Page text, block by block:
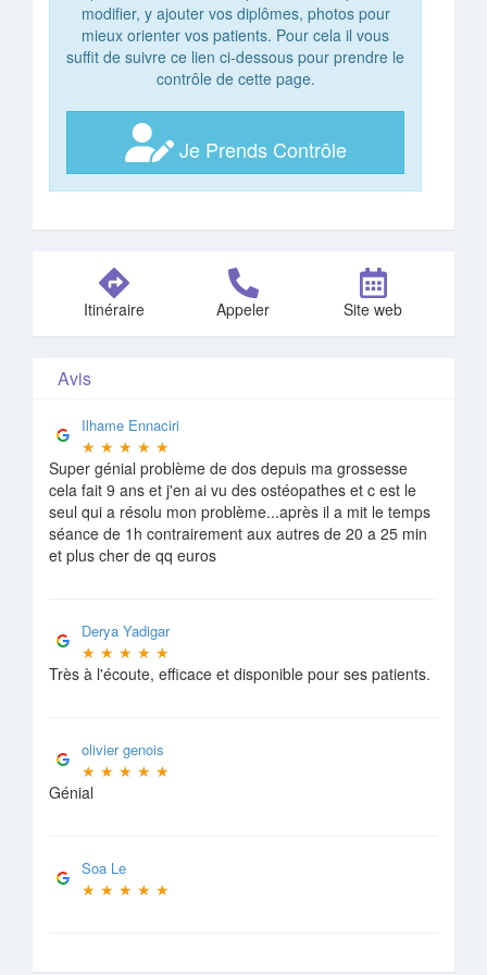
modifier, y ajouter vos diplômes, photos pour
mieux orienter vos patients. Pour cela il vous
suffit de suivre ce lien ci-dessous pour prendre le
contrôle de cette page.
Je Prends Contrôle
Itinéraire Appeler Site web
Avis
Ilhame Ennaciri
★ ★ ★ ★ ★
Super génial problème de dos depuis ma grossesse
cela fait 9 ans et j'en ai vu des ostéopathes et c est le
seul qui a résolu mon problème...après il a mit le temps
séance de 1h contrairement aux autres de 20 a 25 min
et plus cher de qq euros
Derya Yadigar
★ ★ ★ ★ ★
Très à l'écoute, efficace et disponible pour ses patients.
olivier genois
★ ★ ★ ★ ★
Génial
Soa Le
★ ★ ★ ★ ★